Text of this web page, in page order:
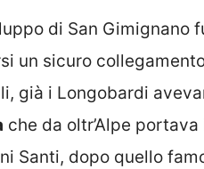
di San Gimignano
un sicuro
già i Longobardi
che da oltr’Alpe
Santi, dopo quello